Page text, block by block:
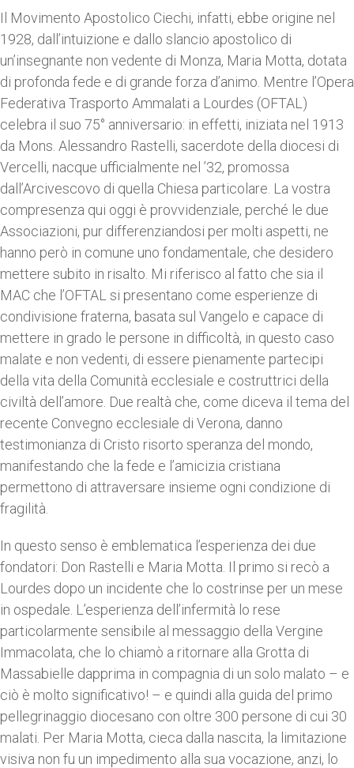
Il Movimento Apostolico Ciechi, infatti, ebbe origine nel
1928, dall’intuizione e dallo slancio apostolico di
un’insegnante non vedente di Monza, Maria Motta, dotata
di profonda fede e di grande forza d’animo. Mentre l’Opera
Federativa Trasporto Ammalati a Lourdes (OFTAL)
celebra il suo 75° anniversario: in effetti, iniziata nel 1913
da Mons. Alessandro Rastelli, sacerdote della diocesi di
Vercelli, nacque ufficialmente nel ’32, promossa
dall’Arcivescovo di quella Chiesa particolare. La vostra
compresenza qui oggi è provvidenziale, perché le due
Associazioni, pur differenziandosi per molti aspetti, ne
hanno però in comune uno fondamentale, che desidero
mettere subito in risalto. Mi riferisco al fatto che sia il
MAC che l’OFTAL si presentano come esperienze di
condivisione fraterna, basata sul Vangelo e capace di
mettere in grado le persone in difficoltà, in questo caso
malate e non vedenti, di essere pienamente partecipi
della vita della Comunità ecclesiale e costruttrici della
civiltà dell’amore. Due realtà che, come diceva il tema del
recente Convegno ecclesiale di Verona, danno
testimonianza di Cristo risorto speranza del mondo,
manifestando che la fede e l’amicizia cristiana
permettono di attraversare insieme ogni condizione di
fragilità.
In questo senso è emblematica l’esperienza dei due
fondatori: Don Rastelli e Maria Motta. Il primo si recò a
Lourdes dopo un incidente che lo costrinse per un mese
in ospedale. L’esperienza dell’infermità lo rese
particolarmente sensibile al messaggio della Vergine
Immacolata, che lo chiamò a ritornare alla Grotta di
Massabielle dapprima in compagnia di un solo malato – e
ciò è molto significativo! – e quindi alla guida del primo
pellegrinaggio diocesano con oltre 300 persone di cui 30
malati. Per Maria Motta, cieca dalla nascita, la limitazione
visiva non fu un impedimento alla sua vocazione, anzi, lo